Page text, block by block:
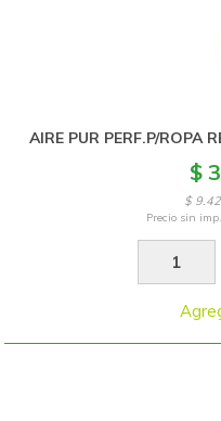
AIRE PUR PERF.P/ROPA
$
$
Precio sin